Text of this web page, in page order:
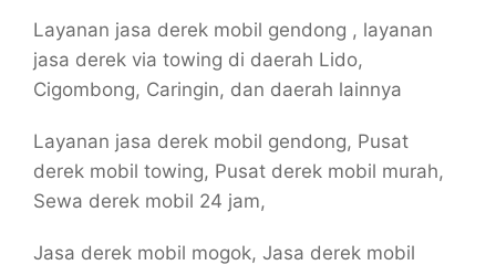
Layanan jasa derek mobil gendong , layanan
jasa derek via towing di daerah Lido,
Cigombong, Caringin, dan daerah lainnya
Layanan jasa derek mobil gendong, Pusat
derek mobil towing, Pusat derek mobil murah,
Sewa derek mobil 24 jam,
Jasa derek mobil mogok, Jasa derek mobil